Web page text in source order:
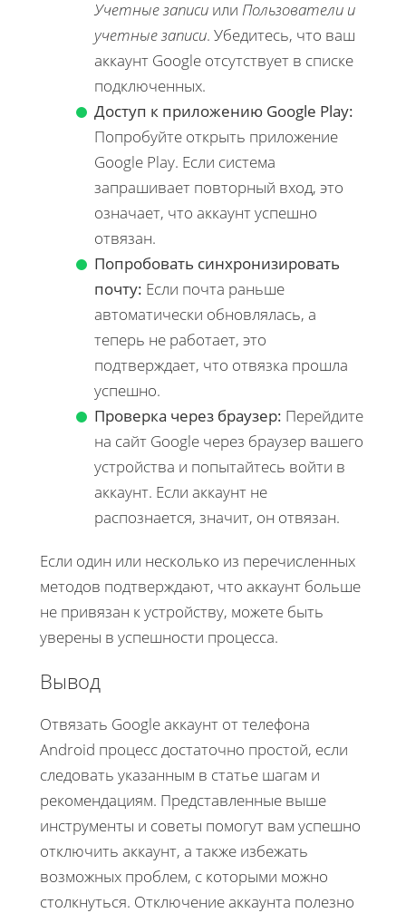
Учетные записи или Пользователи и
учетные записи. Убедитесь, что ваш
аккаунт Google отсутствует в списке
подключенных.
Доступ к приложению Google Play:
Попробуйте открыть приложение
Google Play. Если система
запрашивает повторный вход, это
означает, что аккаунт успешно
отвязан.
Попробовать синхронизировать
почту: Если почта раньше
автоматически обновлялась, а
теперь не работает, это
подтверждает, что отвязка прошла
успешно.
Проверка через браузер: Перейдите
на сайт Google через браузер вашего
устройства и попытайтесь войти в
аккаунт. Если аккаунт не
распознается, значит, он отвязан.
Если один или несколько из перечисленных
методов подтверждают, что аккаунт больше
не привязан к устройству, можете быть
уверены в успешности процесса.
Вывод
Отвязать Google аккаунт от телефона
Android процесс достаточно простой, если
следовать указанным в статье шагам и
рекомендациям. Представленные выше
инструменты и советы помогут вам успешно
отключить аккаунт, а также избежать
возможных проблем, с которыми можно
столкнуться. Отключение аккаунта полезно